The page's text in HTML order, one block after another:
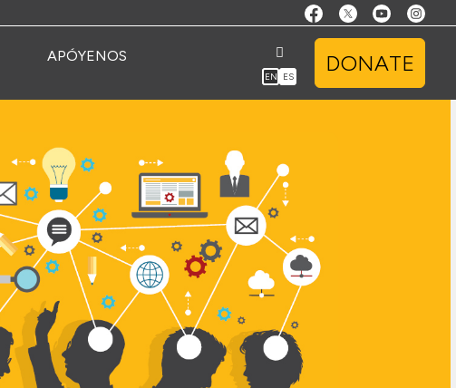
APÓYENOS
EN ES
DONATE